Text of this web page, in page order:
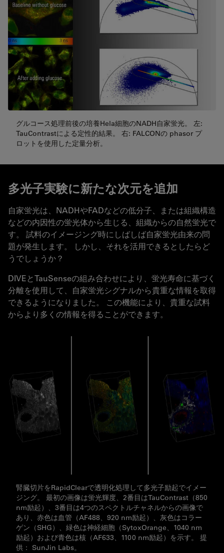
グルコース処理前後の培養Hela細胞のNADH自家蛍光。 左:
TauContrastによる定性的結果。 右: FALCONの phasor プ
ロットを使用した定量分析。
多光子実験に新たな次元を追加
自家蛍光は、NADHやFADなどの低分子、または組織構造
などの内因性の蛍光体から生じる、組織からの自然蛍光で
す。 試料のイメージング時にしばしば自家蛍光由来の問
題が発生します。 しかし、それを活用できるとしたらど
うでしょうか？
DIVEとTauSenseの組み合わせにより、蛍光寿命に基づく
分離を使用して、自家蛍光シグナルから貴重な情報を取得
できるようになりました。 この機能により、貴重な試料
からより多くの情報を得ることができます。
腎臓切片をRapidClearで透明化処理して多光子励起でイメー
ジング。 最初の画像は蛍光輝度、2番目はTauContrast（850
nm励起）、3番目は4つのスペクトルチャネルからの画像で
あり、赤色は血管（AF488、920 nm励起）、灰色はコラー
ゲン（SHG）、緑色は神経細胞（SytoxOrange、1040 nm
励起）および青色は核（AF633、1100 nm励起）を示す。 提
供： SunJin Labs。